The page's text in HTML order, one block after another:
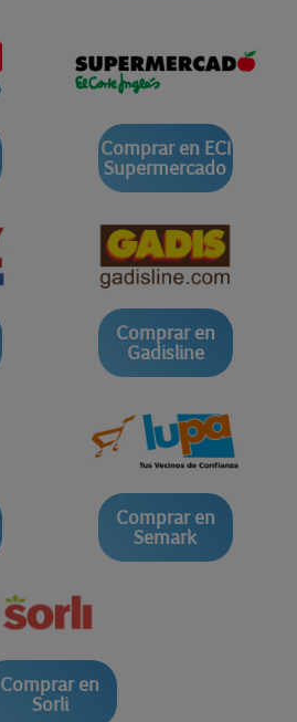
Comprar en ECI
Supermercado
Comprar en
Gadisline
Comprar en
Semark
Comprar en
Sorli